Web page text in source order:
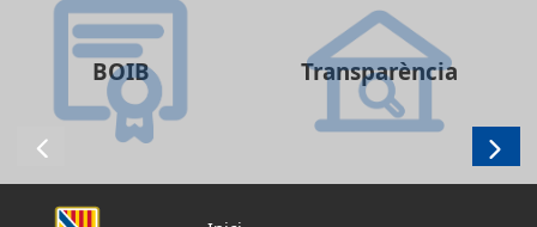
BOIB Transparència